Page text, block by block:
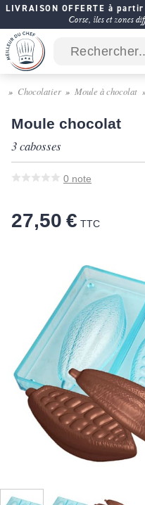
LIVRAISON OFFERTE à
Corse, îles et zones
Chocolatier Moule à chocolat
Moule chocolat
3 cabosses
0 note
27,50 € TTC